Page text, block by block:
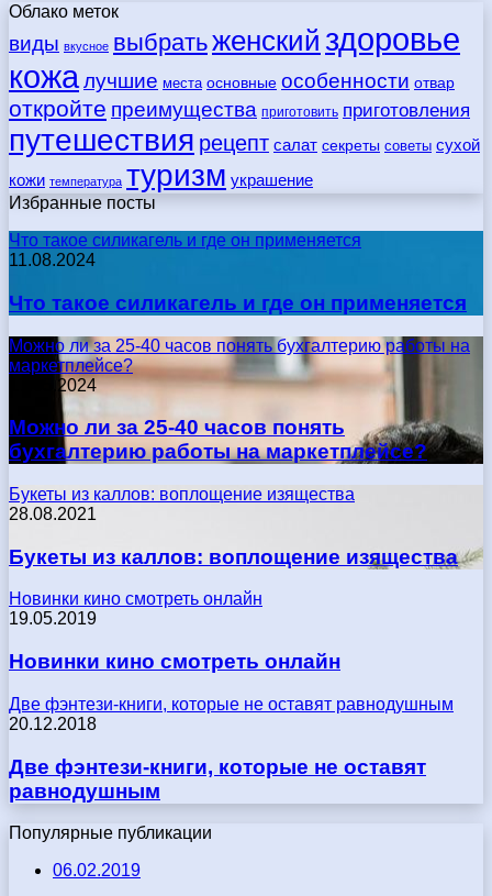
Облако меток
виды вкусное выбратьженский здоровье
кожалучшие места основные особенности отвар
откройте преимущества приготовить приготовления
путешествия рецепт салат секреты советы сухой
кожи температура туризм украшение
Избранные посты
Что такое силикагель и где он применяется
11.08.2024
Что такое силикагель и где он применяется
Можно ли за 25-40 часов понять бухгалтерию работы на
маркетплейсе?
17.05.2024
Можно ли за 25-40 часов понять
бухгалтерию работы на маркетплейсе?
Букеты из каллов: воплощение изящества
28.08.2021
Букеты из каллов: воплощение изящества
Новинки кино смотреть онлайн
19.05.2019
Новинки кино смотреть онлайн
Две фэнтези-книги, которые не оставят равнодушным
20.12.2018
Две фэнтези-книги, которые не оставят
равнодушным
Популярные публикации
06.02.2019